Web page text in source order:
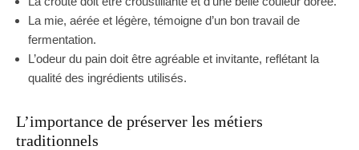
La mie, aérée et légère, témoigne d’un bon travail de
fermentation.
L’odeur du pain doit être agréable et invitante, reflétant la
qualité des ingrédients utilisés.
L’importance de préserver les métiers
traditionnels